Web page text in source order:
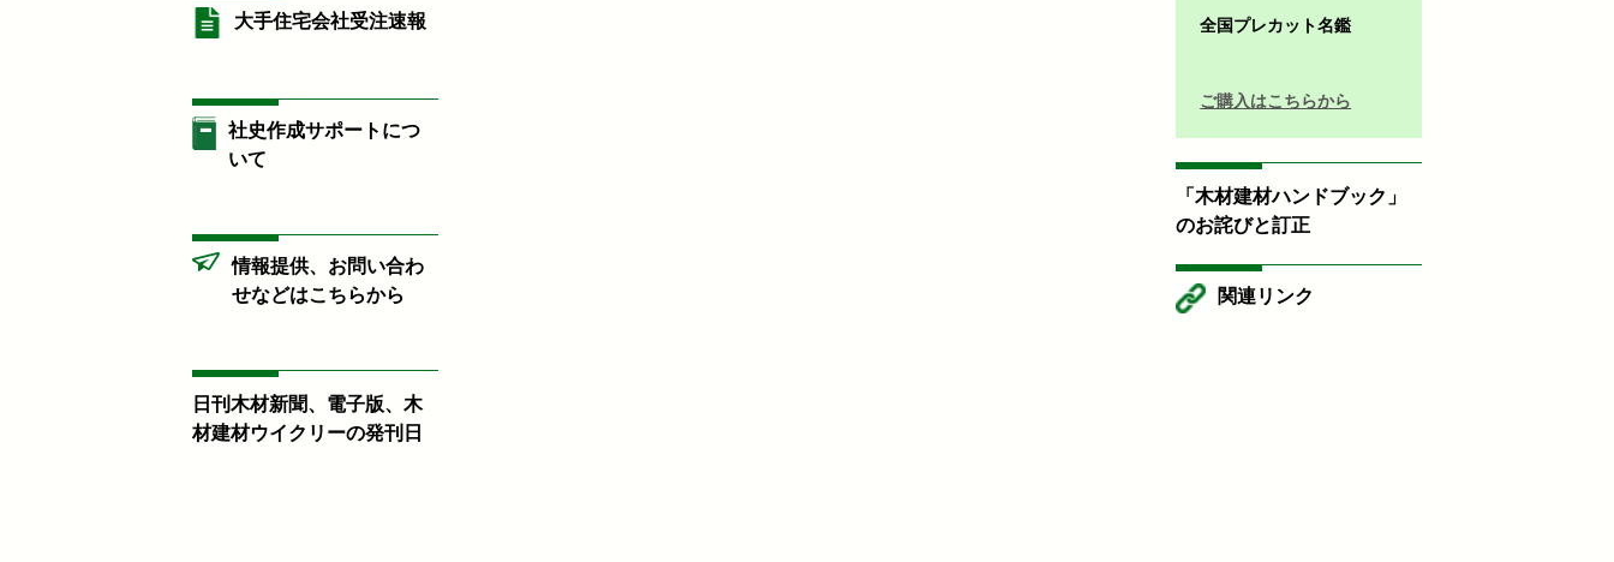
大手住宅会社受注速報
社史作成サポートにつ
いて
情報提供、お問い合わ
せなどはこちらから
日刊木材新聞、電子版、木
材建材ウイクリーの発刊日
全国プレカット名鑑
ご購入はこちらから
「木材建材ハンドブック」
のお詫びと訂正
関連リンク